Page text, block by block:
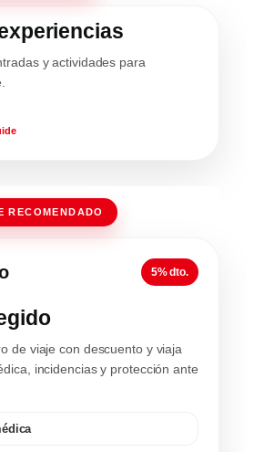
y actividades para
RECOMENDADO
5% dto.
de viaje con descuento y viaja
incidencias y protección ante